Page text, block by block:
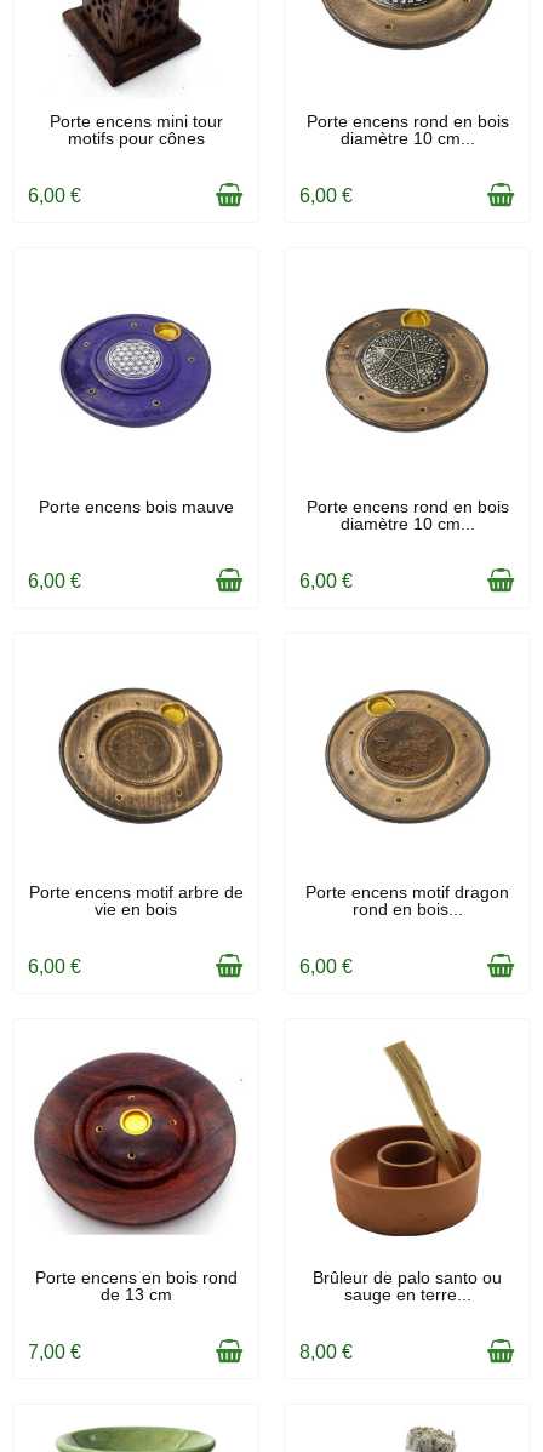
EN STOCK
Porte encens mini tour
motifs pour cônes
6,00 €
EN STOCK
Porte encens rond en bois
diamètre 10 cm...
6,00 €
EN STOCK
Porte encens bois mauve
6,00 €
EN STOCK
Porte encens rond en bois
diamètre 10 cm...
6,00 €
EN STOCK
Porte encens motif arbre de
vie en bois
6,00 €
EN STOCK
Porte encens motif dragon
rond en bois...
6,00 €
EN STOCK
Porte encens en bois rond
de 13 cm
7,00 €
EN STOCK
Brûleur de palo santo ou
sauge en terre...
8,00 €